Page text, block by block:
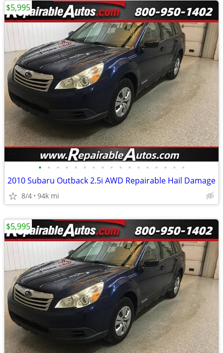
• • • • • • • • • • • • • • • • •
2010 Subaru Outback 2.5i AWD Repairable Hail Damage
8/4 94k mi
$5,995
$5,995